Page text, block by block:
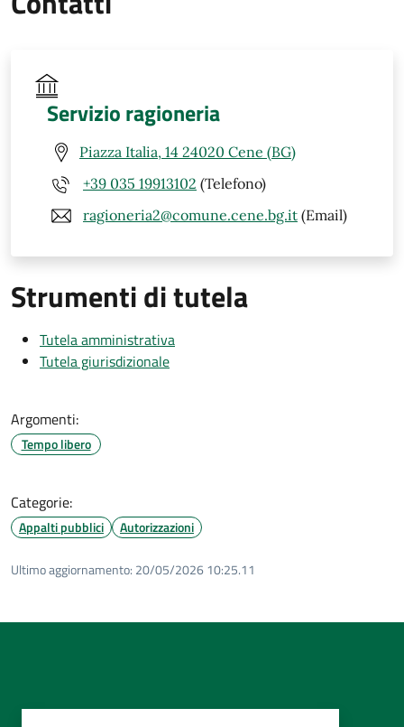
Servizio ragioneria
Piazza Italia, 14 24020 Cene (BG)
+39 035 19913102 (Telefono)
ragioneria2@comune.cene.bg.it (Email)
Strumenti di tutela
Tutela amministrativa
Tutela giurisdizionale
Argomenti:
Tempo libero
Categorie:
Appalti pubblici Autorizzazioni
Ultimo aggiornamento: 20/05/2026 10:25.11